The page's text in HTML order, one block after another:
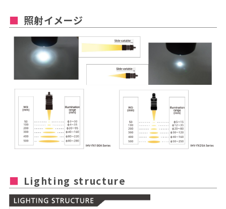
照射イメージ
Lighting structure